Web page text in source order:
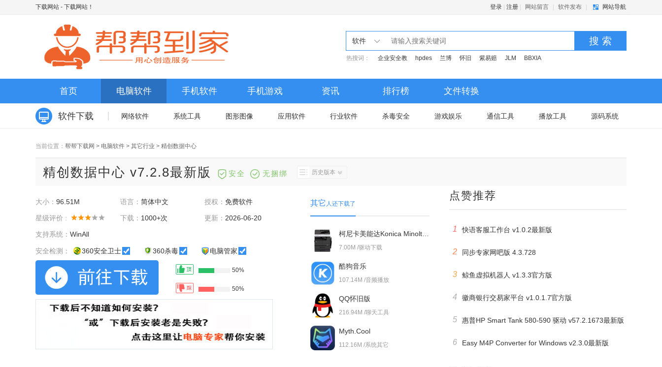
下载网站 - 下载网站！ 登录 注册 网站留言 软件发布 网站导航
软件 搜 索
热搜词： 企业安全教 hpdes 兰博 怀旧 紫易赔 JLM BBXIA
首页 电脑软件 手机软件 手机游戏 资讯 排行榜 文件转换
软件下载 网络软件 系统工具 图形图像 应用软件 行业软件 杀毒安全 游戏娱乐 通信工具 播放工具 源码系统
当前位置： 帮帮下载网 > 电脑软件 > 其它行业 > 精创数据中心
精创数据中心 v7.2.8最新版 安全 无捆绑 历史版本
大小： 96.51M 语言： 简体中文 授权：免费软件
星级评价 : 下载： 1000+次 更新： 2026-06-20
支持系统： WinAll
安全检测： 360安全卫士 360杀毒 电脑管家
50%
50%
其它 人还下载了
7.00M /驱动下载
酷狗音乐
107.14M /音频播放
QQ怀旧版
216.94M /聊天工具
Myth.Cool
112.16M /系统其它
点赞推荐
1 快语客服工作台 v1.0.2最新版
2 同步专家网吧版 4.3.728
3 鲸鱼虚拟机器人 v1.3.3官方版
4 徽商银行交易家平台 v1.0.1.7官方版
5 惠普HP Smart Tank 580-590 驱动 v57.2.1673最新版
6 Easy M4P Converter for Windows v2.3.0最新版